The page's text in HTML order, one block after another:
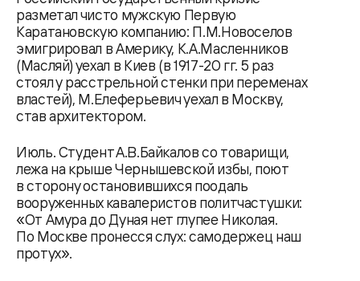
разметал чисто мужскую Первую
Каратановскую компанию: П.М.Новоселов
эмигрировал в Америку, К.А.Масленников
(Масляй) уехал в Киев (в 1917-20 гг. 5 раз
стоял у расстрельной стенки при переменах
властей), М.Елеферьевич уехал в Москву,
став архитектором.
Июль. Студент А.В.Байкалов со товарищи,
лежа на крыше Чернышевской избы, поют
в сторону остановившихся поодаль
вооруженных кавалеристов политчастушки:
«От Амура до Дуная нет глупее Николая.
По Москве пронесся слух: самодержец наш
протух».